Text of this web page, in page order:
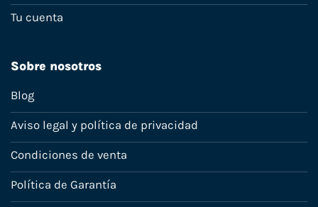
Tu cuenta
Sobre nosotros
Blog
Aviso legal y política de privacidad
Condiciones de venta
Política de Garantía